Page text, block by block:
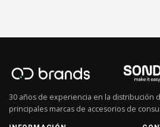
30 años de experiencia en la distribución
principales marcas de accesorios de